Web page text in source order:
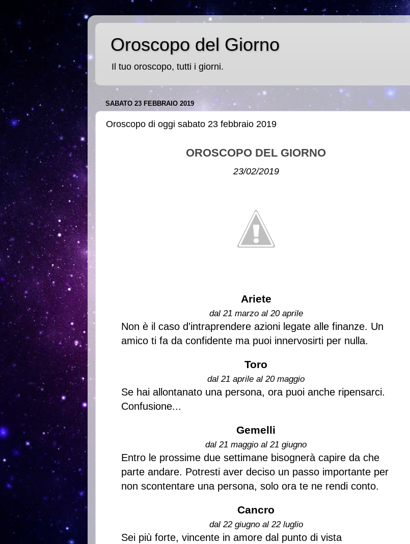
Oroscopo del Giorno
Il tuo oroscopo, tutti i giorni.
SABATO 23 FEBBRAIO 2019
Oroscopo di oggi sabato 23 febbraio 2019
OROSCOPO DEL GIORNO
23/02/2019
Ariete
dal 21 marzo al 20 aprile
Non è il caso d'intraprendere azioni legate alle finanze. Un
amico ti fa da confidente ma puoi innervosirti per nulla.
Toro
dal 21 aprile al 20 maggio
Se hai allontanato una persona, ora puoi anche ripensarci.
Confusione...
Gemelli
dal 21 maggio al 21 giugno
Entro le prossime due settimane bisognerà capire da che
parte andare. Potresti aver deciso un passo importante per
non scontentare una persona, solo ora te ne rendi conto.
Cancro
dal 22 giugno al 22 luglio
Sei più forte, vincente in amore dal punto di vista